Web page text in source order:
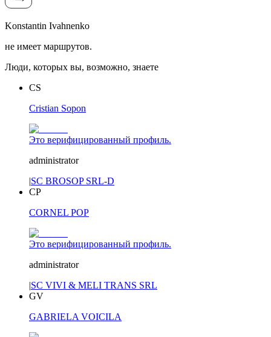
Konstantin Ivahnenko
не имеет маршрутов.
Люди, которых вы, возможно, знаете
CS
Cristian Sopon
Это верифицированный профиль.
administrator
|SC BROSOP SRL-D
CP
CORNEL POP
Это верифицированный профиль.
administrator
|SC VIVI & MELI TRANS SRL
GV
GABRIELA VOICILA